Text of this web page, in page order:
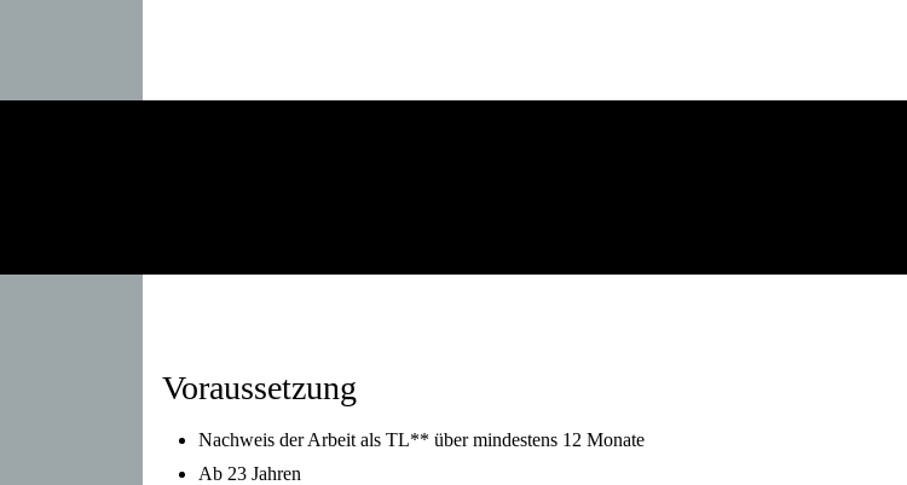
Voraussetzung
Nachweis der Arbeit als TL** über mindestens 12 Monate
Ab 23 Jahren